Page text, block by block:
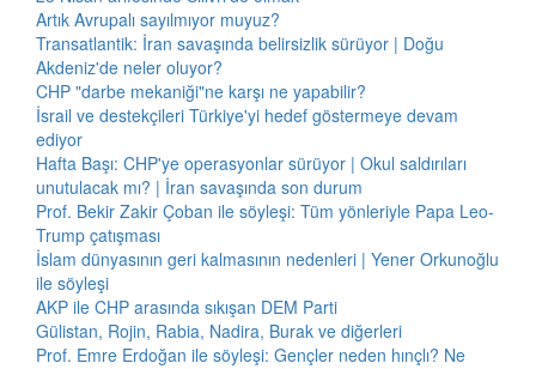
Artık Avrupalı sayılmıyor muyuz?
Transatlantik: İran savaşında belirsizlik sürüyor | Doğu
Akdeniz'de neler oluyor?
CHP "darbe mekaniği"ne karşı ne yapabilir?
İsrail ve destekçileri Türkiye'yi hedef göstermeye devam
ediyor
Hafta Başı: CHP'ye operasyonlar sürüyor | Okul saldırıları
unutulacak mı? | İran savaşında son durum
Prof. Bekir Zakir Çoban ile söyleşi: Tüm yönleriyle Papa Leo-
Trump çatışması
İslam dünyasının geri kalmasının nedenleri | Yener Orkunoğlu
ile söyleşi
AKP ile CHP arasında sıkışan DEM Parti
Gülistan, Rojin, Rabia, Nadira, Burak ve diğerleri
Prof. Emre Erdoğan ile söyleşi: Gençler neden hınçlı? Ne